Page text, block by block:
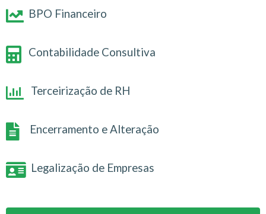
BPO Financeiro
Contabilidade Consultiva
Terceirização de RH
Encerramento e Alteração
Legalização de Empresas